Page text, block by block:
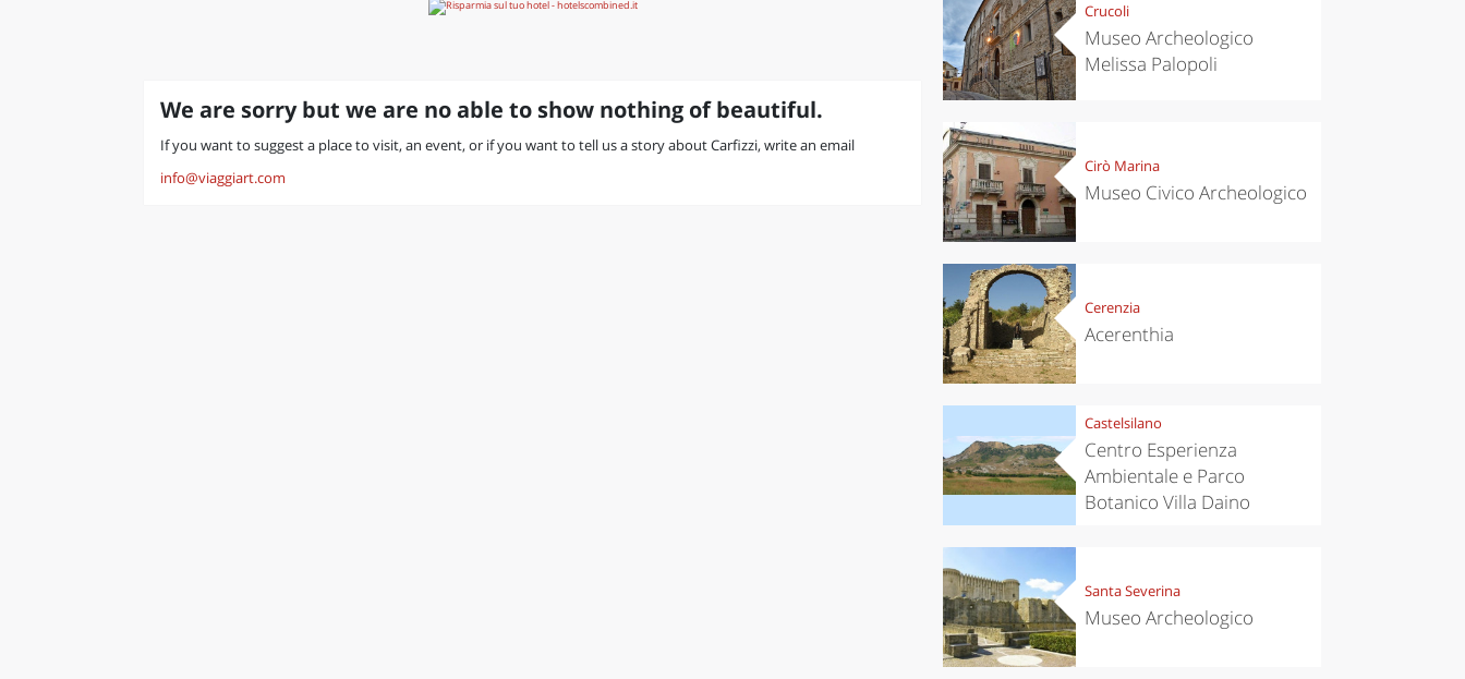
We are sorry but we are no able to show nothing of beautiful.
If you want to suggest a place to visit, an event, or if you want to tell us a story about Carfizzi, write an email
info@viaggiart.com
Crucoli
Museo Archeologico
Melissa Palopoli
Cirò Marina
Museo Civico Archeologico
Cerenzia
Acerenthia
Castelsilano
Centro Esperienza
Ambientale e Parco
Botanico Villa Daino
Santa Severina
Museo Archeologico